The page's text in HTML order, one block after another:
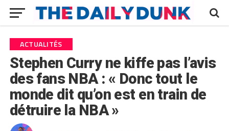
ACTUALITÉS
Stephen Curry ne kiffe pas l’avis
des fans NBA : « Donc tout le
monde dit qu’on est en train de
détruire la NBA »